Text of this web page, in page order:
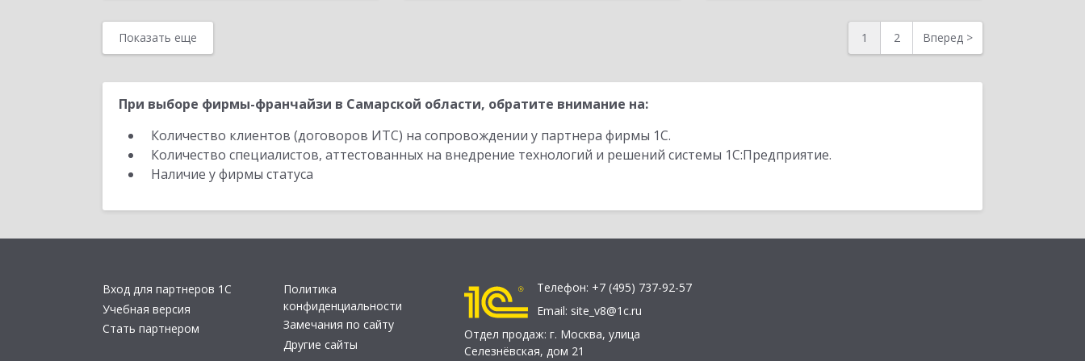
Показать еще 1 2 Вперед >
При выборе фирмы-франчайзи в Самарской области, обратите внимание на:
Количество клиентов (договоров ИТС) на сопровождении у партнера фирмы 1С.
Количество специалистов, аттестованных на внедрение технологий и решений системы 1С:Предприятие.
Наличие у фирмы статуса
Вход для партнеров 1С
Учебная версия
Стать партнером
Политика
конфиденциальности
Замечания по сайту
Другие сайты
Телефон: +7 (495) 737-92-57
Email: site_v8@1c.ru
Отдел продаж: г. Москва, улица
Селезнёвская, дом 21